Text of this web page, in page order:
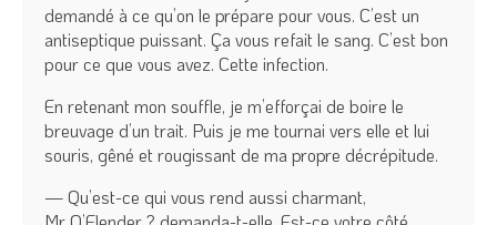
demandé à ce qu’on le prépare pour vous. C’est un
antiseptique puissant. Ça vous refait le sang. C’est bon
pour ce que vous avez. Cette infection.
En retenant mon souffle, je m’efforçai de boire le
breuvage d’un trait. Puis je me tournai vers elle et lui
souris, gêné et rougissant de ma propre décrépitude.
— Qu’est-ce qui vous rend aussi charmant,